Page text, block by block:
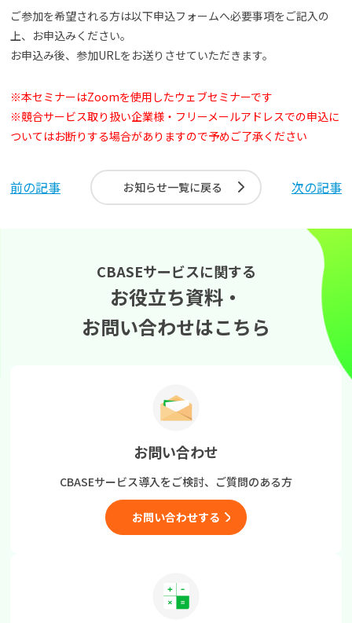
ご参加を希望される方は以下申込フォームへ必要事項をご記入の
上、お申込みください。
お申込み後、参加URLをお送りさせていただきます。
※本セミナーはZoomを使用したウェブセミナーです
※競合サービス取り扱い企業様・フリーメールアドレスでの申込に
ついてはお断りする場合がありますので予めご了承ください
前の記事 お知らせ一覧に戻る 次の記事
CBASEサービスに関する
お役立ち資料・
お問い合わせはこちら
お問い合わせ
CBASEサービス導入をご検討、 ご質問のある方
お問い合わせする